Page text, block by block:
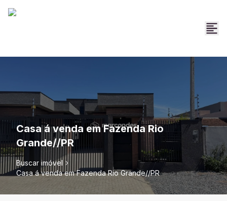
Casa á venda em Fazenda Rio
Grande//PR
Buscar imóvel
Casa á venda em Fazenda Rio Grande//PR